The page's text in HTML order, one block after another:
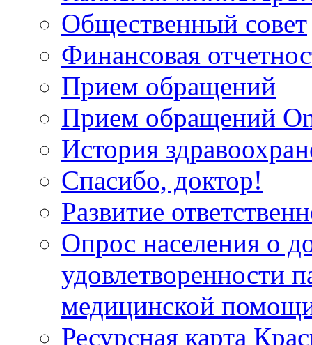
Общественный совет
Финансовая
Прием обращений
Прием обращений
История
Спасибо, доктор!
Развитие
Опрос населения о
удовлетворенности
медицинской
Ресурсная карта